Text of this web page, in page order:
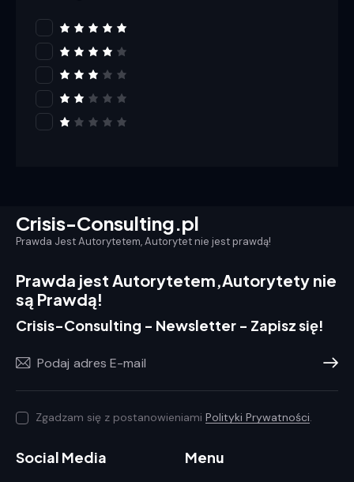
Rated 5
out of 5
Rated
4out
Rated
3out
Rat
ed
t
o
Crisis-Consulting.pl
Prawda Jest Autorytetem, Autorytet nie jest prawdą!
Prawda jest Autorytetem,Autorytety nie
są Prawdą!
Crisis-Consulting - Newsletter - Zapisz się!
Zgadzam się z postanowieniami Polityki Prywatności.
Social Media Menu